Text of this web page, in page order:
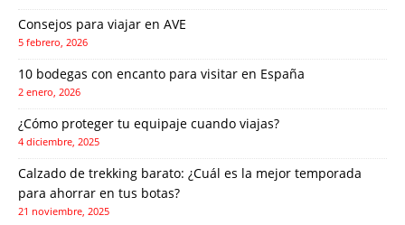
Consejos para viajar en AVE
5 febrero, 2026
10 bodegas con encanto para visitar en España
2 enero, 2026
¿Cómo proteger tu equipaje cuando viajas?
4 diciembre, 2025
Calzado de trekking barato: ¿Cuál es la mejor temporada
para ahorrar en tus botas?
21 noviembre, 2025